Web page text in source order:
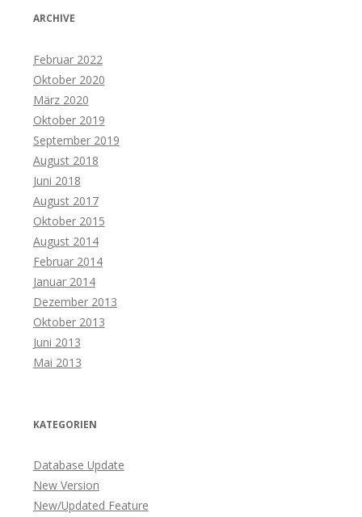
ARCHIVE
Februar 2022
Oktober 2020
März 2020
Oktober 2019
September 2019
August 2018
Juni 2018
August 2017
Oktober 2015
August 2014
Februar 2014
Januar 2014
Dezember 2013
Oktober 2013
Juni 2013
Mai 2013
KATEGORIEN
Database Update
New Version
New/Updated Feature